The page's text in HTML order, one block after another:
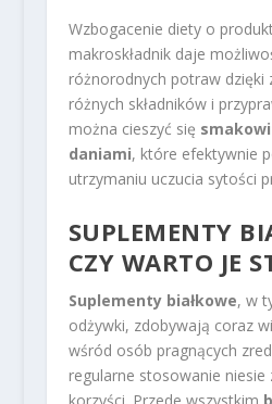
Wzbogacenie diety o
makroskładnik daje
różnorodnych potraw dzięki
różnych składników i
można cieszyć się
daniami, które efektywnie
utrzymaniu uczucia sytości
SUPLEMENTY
CZY WARTO JE
Suplementy białkowe, w
odżywki, zdobywają coraz
wśród osób pragnących
regularne stosowanie niesie